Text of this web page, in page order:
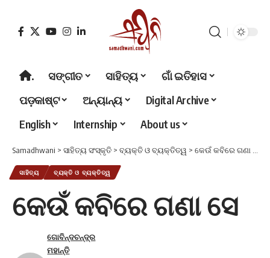
. ସଙ୍ଗୀତ ସାହିତ୍ୟ
ଗାଁ ଇତିହାସ
ପଡ଼କାଷ୍ଟ
ଅନ୍ୟାନ୍ୟ
Digital Archive
English
Internship About us
Samadhwani > ସାହିତ୍ୟ ସଂସ୍କୃତି > ବ୍ୟକ୍ତି ଓ ବ୍ୟକ୍ତିତ୍ୱ > କେଉଁ କବିରେ ଗଣା ସେ
ସାହିତ୍ୟ ବ୍ୟକ୍ତି ଓ ବ୍ୟକ୍ତିତ୍ୱ
କେଉଁ କବିରେ ଗଣା ସେ
ଗୋବିନ୍ଦଚନ୍ଦ୍ର
ମହାନ୍ତି